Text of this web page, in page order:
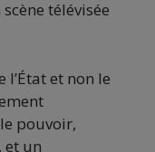
télévisée
l’État et non le
pouvoir,
et un